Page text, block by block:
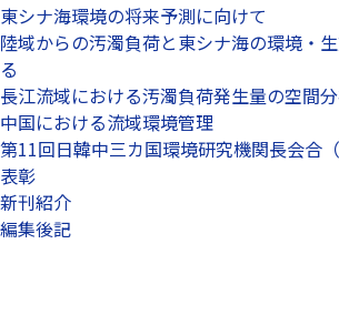
東シナ海環境の将来予測に向けて
陸域からの汚濁負荷と東シナ海の環境・
る
長江流域における汚濁負荷発生量の空間
中国における流域環境管理
第11回日韓中三カ国環境研究機関長会合
表彰
新刊紹介
編集後記